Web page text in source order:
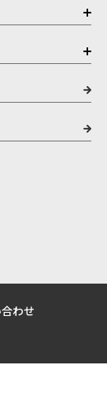
わせ